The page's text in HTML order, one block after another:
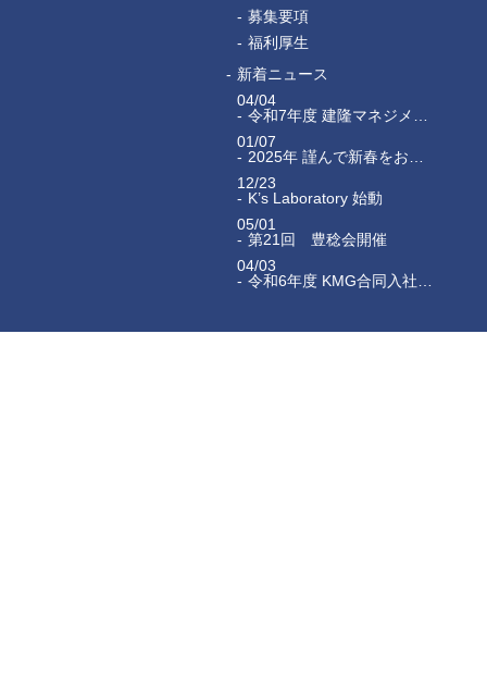
募集要項
福利厚生
新着ニュース
04/04
令和7年度 建隆マネジメントグループ合同入社式
01/07
2025年 謹んで新春をお祝い申し上げます
12/23
K’s Laboratory 始動
05/01
第21回 豊稔会開催
04/03
令和6年度 KMG合同入社式が執り行われました